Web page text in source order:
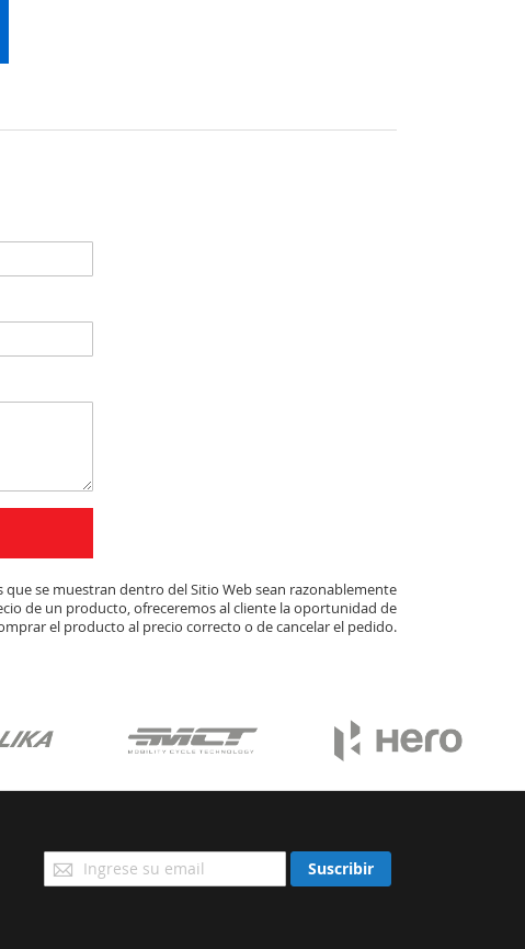
se muestran dentro del Sitio Web sean razonablemente
de un producto, ofreceremos al cliente la oportunidad de
el producto al precio correcto o de cancelar el pedido.
Suscríbase
a
Suscribir